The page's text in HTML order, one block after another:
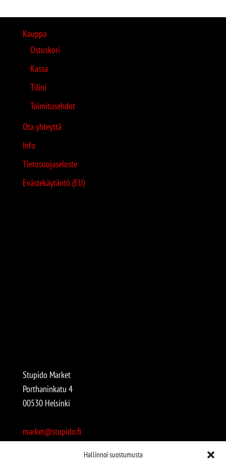
Hallinnoi suostumusta
Kauppa
Ostoskori
Kassa
Tilini
Toimitusehdot
Ota yhteyttä
Info
Tietosuojaseloste
Evästekäytäntö (EU)
Stupido Market
Porthaninkatu 4
00530 Helsinki
market@stupido.fi